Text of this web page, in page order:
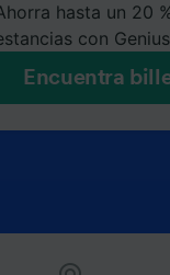
hasta un 20
con Genius
Encuentra